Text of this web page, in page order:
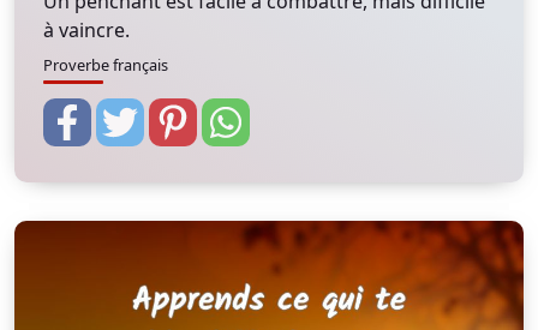
à vaincre.
Proverbe français